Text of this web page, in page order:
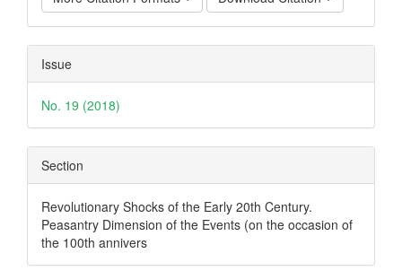
Issue
No. 19 (2018)
Section
Revolutionary Shocks of the Early 20th Century.
Peasantry Dimension of the Events (on the occasion of
the 100th annivers